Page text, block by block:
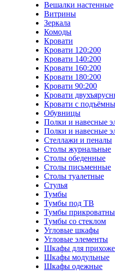
Вешалки настенные
Витрины
Зеркала
Комоды
Кровати
Кровати 120:200
Кровати 140:200
Кровати 160:200
Кровати 180:200
Кровати 90:200
Кровати
Кровати с
Обувницы
Полки и навесные
Полки и навесные
Стеллажи и пеналы
Столы журнальные
Столы обеденные
Столы письменные
Столы туалетные
Стулья
Тумбы
Тумбы под ТВ
Тумбы
Тумбы со стеклом
Угловые шкафы
Угловые элементы
Шкафы для
Шкафы модульные
Шкафы одежные